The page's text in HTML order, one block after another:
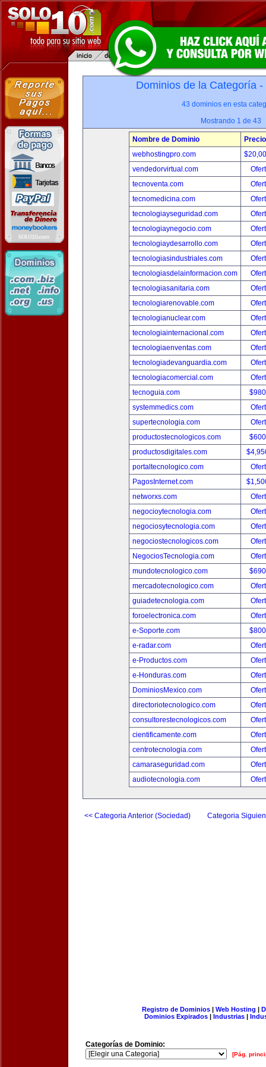
Dominios de la Categoría -
43 dominios en esta
Mostrando 1 de 43
Nombre de Dominio
Precio
webhostingpro.com
vendedorvirtual.com
tecnoventa.com
tecnomedicina.com
tecnologiayseguridad.com
tecnologiaynegocio.com
tecnologiaydesarrollo.com
tecnologiasindustriales.com
tecnologiasdelainformacion.com
tecnologiasanitaria.com
tecnologiarenovable.com
tecnologianuclear.com
tecnologiainternacional.com
tecnologiaenventas.com
tecnologiadevanguardia.com
tecnologiacomercial.com
tecnoguia.com
systemmedics.com
supertecnologia.com
productostecnologicos.com
productosdigitales.com
portaltecnologico.com
PagosInternet.com
networxs.com
negocioytecnologia.com
negociosytecnologia.com
negociostecnologicos.com
NegociosTecnologia.com
mundotecnologico.com
mercadotecnologico.com
guiadetecnologia.com
foroelectronica.com
e-Soporte.com
e-radar.com
e-Productos.com
e-Honduras.com
DominiosMexico.com
directoriotecnologico.com
consultorestecnologicos.com
cientificamente.com
centrotecnologia.com
camaraseguridad.com
audiotecnologia.com
<< Categoria Anterior (Sociedad) Categoria
Registro de Dominios| Web Hosting |
Dominios Expirados | Industrias |
Categorías de Dominio:
[Pág.